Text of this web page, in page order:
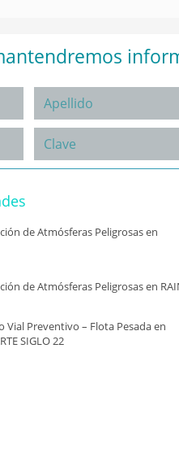
de Atmósferas Peligrosas en
de Atmósferas Peligrosas en
Vial Preventivo – Flota Pesada en
SIGLO 22